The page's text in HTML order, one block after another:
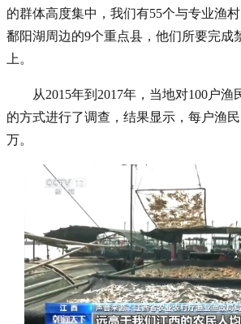
的群体高度集中，我们有55个与专业渔
鄱阳湖周边的9个重点县，他们所要完成
上。
从2015年到2017年，当地对100户
的方式进行了调查，结果显示，每户渔
万。